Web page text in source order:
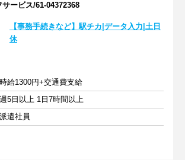
ービス/61-04372368
【事務手続きなど】駅チカ|データ入力|土日
休
時給1300円+交通費支給
週5日以上 1日7時間以上
派遣社員